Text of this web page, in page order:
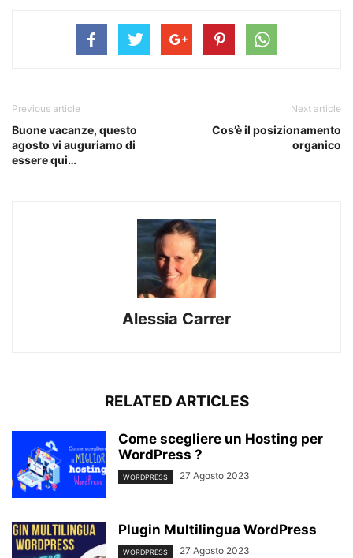
Previous article
Buone vacanze, questo
agosto vi auguriamo di
essere qui…
Next article
Cos’è il posizionamento
organico
Alessia Carrer
RELATED ARTICLES
Come scegliere un Hosting per
WordPress ?
WORDPRESS 27 Agosto 2023
Plugin Multilingua WordPress
WORDPRESS 27 Agosto 2023